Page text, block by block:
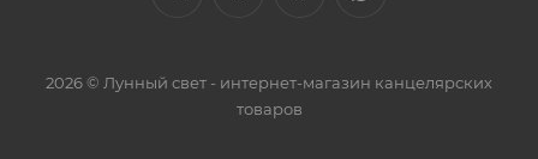
2026 © Лунный свет - интернет-магазин канцелярских
товаров